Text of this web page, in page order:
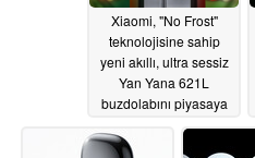
Xiaomi, "No Frost"
teknolojisine sahip
yeni akıllı, ultra sessiz
Yan Yana 621L
buzdolabını piyasaya
05/29/2026